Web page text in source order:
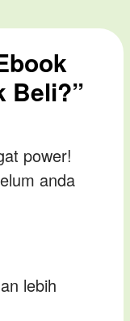
Beli?”
power!
anda
lebih